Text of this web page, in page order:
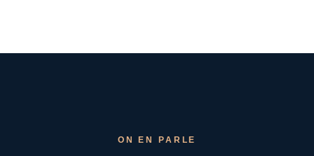
ON EN PARLE